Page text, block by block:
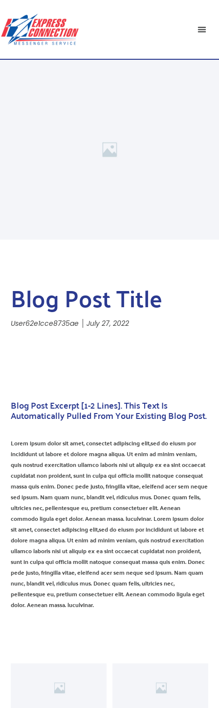
Blog Post Title
User62e1cce8735ae July 27, 2022
Blog Post Excerpt [1-2 Lines]. This Text Is
Automatically Pulled From Your Existing Blog Post.
Lorem ipsum dolor sit amet, consectet adipiscing elit,sed do eiusm por
incididunt ut labore et dolore magna aliqua. Ut enim ad minim veniam,
quis nostrud exercitation ullamco laboris nisi ut aliquip ex ea sint occaecat
cupidatat non proident, sunt in culpa qui officia mollit natoque consequat
massa quis enim. Donec pede justo, fringilla vitae, eleifend acer sem neque
sed ipsum. Nam quam nunc, blandit vel, ridiculus mus. Donec quam felis,
ultricies nec, pellentesque eu, pretium consectetuer elit. Aenean
commodo ligula eget dolor. Aenean massa. luculvinar. Lorem ipsum dolor
sit amet, consectet adipiscing elit,sed do eiusm por incididunt ut labore et
dolore magna aliqua. Ut enim ad minim veniam, quis nostrud exercitation
ullamco laboris nisi ut aliquip ex ea sint occaecat cupidatat non proident,
sunt in culpa qui officia mollit natoque consequat massa quis enim. Donec
pede justo, fringilla vitae, eleifend acer sem neque sed ipsum. Nam quam
nunc, blandit vel, ridiculus mus. Donec quam felis, ultricies nec,
pellentesque eu, pretium consectetuer elit. Aenean commodo ligula eget
dolor. Aenean massa. luculvinar.